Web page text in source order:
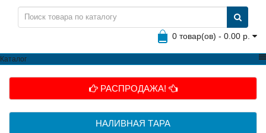
0 товар(ов) - 0.00 р.
Каталог
РАСПРОДАЖА!
НАЛИВНАЯ ТАРА